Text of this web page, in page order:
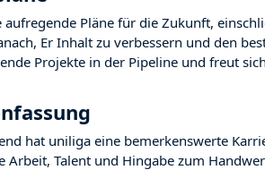
Pläne für die Zukunft,
Er Inhalt zu verbessern und den
Projekte in der Pipeline und freut
hat uniliga eine bemerkenswerte
Arbeit, Talent und Hingabe zum